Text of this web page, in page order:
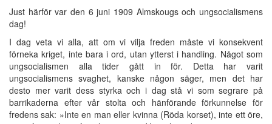
Just härför var den 6 juni 1909 Almskougs och ungsocialismens
dag!
I dag veta vi alla, att om vi vilja freden måste vi konsekvent
förneka kriget, inte bara i ord, utan ytterst i handling. Något som
ungsocialismen alla tider gått in för. Detta har varit
ungsocialismens svaghet, kanske någon säger, men det har
desto mer varit dess styrka och i dag stå vi som segrare på
barrikaderna efter vår stolta och hänförande förkunnelse för
fredens sak: »Inte en man eller kvinna (Röda korset), inte ett öre,